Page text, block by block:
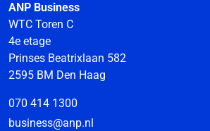
ANP Business
WTC Toren C
4e etage
Prinses Beatrixlaan 582
2595 BM Den Haag
070 414 1300
business@anp.nl